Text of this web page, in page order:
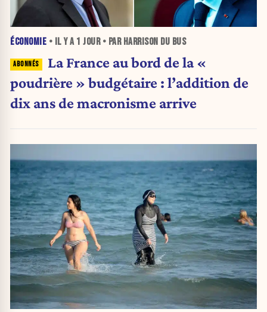
ÉCONOMIE • IL Y A 1 JOUR• PAR HARRISON DU BUS
La France au bord de la «
poudrière » budgétaire : l’addition de
dix ans de macronisme arrive